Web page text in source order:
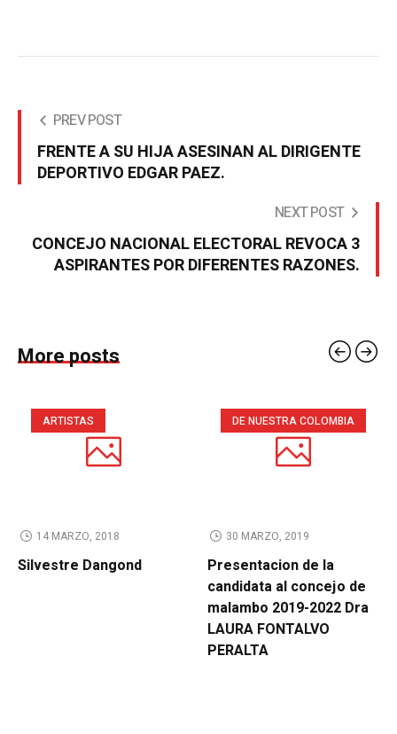
PREV POST
FRENTE A SU HIJA ASESINAN AL DIRIGENTE
DEPORTIVO EDGAR PAEZ.
NEXT POST
CONCEJO NACIONAL ELECTORAL REVOCA 3
ASPIRANTES POR DIFERENTES RAZONES.
More posts
ARTISTAS
14 MARZO, 2018
Silvestre Dangond
DE NUESTRA COLOMBIA
30 MARZO, 2019
Presentacion de la
candidata al concejo de
malambo 2019-2022 Dra
LAURA FONTALVO
PERALTA